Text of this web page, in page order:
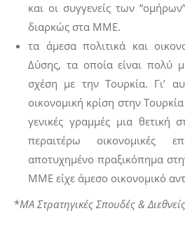
και οι συγγενείς των
διαρκώς στα ΜΜΕ.
τα άμεσα πολιτικά και
Δύσης, τα οποία είναι πολύ
σχέση με την Τουρκία. Γι’
οικονομική κρίση στην
γενικές γραμμές μια θετική
περαιτέρω οικονομικές
αποτυχημένο πραξικόπημα
ΜΜΕ είχε άμεσο οικονομικό
*ΜΑ Στρατηγικές Σπουδές &